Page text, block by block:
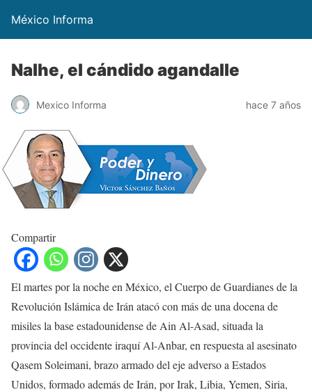
México Informa
Nalhe, el cándido agandalle
Mexico Informa hace 7 años
Compartir
El martes por la noche en México, el Cuerpo de Guardianes de la
Revolución Islámica de Irán atacó con más de una docena de
misiles la base estadounidense de Ain Al-Asad, situada la
provincia del occidente iraquí Al-Anbar, en respuesta al asesinato
Qasem Soleimani, brazo armado del eje adverso a Estados
Unidos, formado además de Irán, por Irak, Libia, Yemen, Siria,